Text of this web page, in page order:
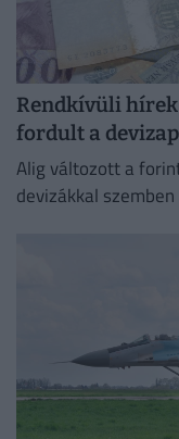
Rendkívüli
fordult a
Alig változott a
devizákkal